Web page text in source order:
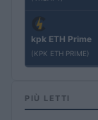
kpk ETH Prime
(KPK ETH PRIME)
PIÙ LETTI